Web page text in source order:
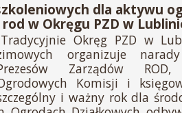
dla aktywu
w Okręgu PZD w
Tradycyjnie Okręg PZD w
organizuje
Zarządów ROD,
Komisji i
i ważny rok dla